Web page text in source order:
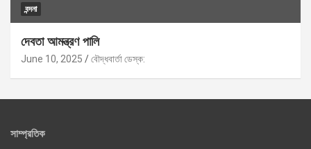
বন্দনা
দেবতা আমন্ত্রণ পালি
June 10, 2025 বৌদ্ধবার্তা ডেস্ক:
সাম্প্রতিক